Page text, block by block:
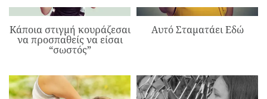
Κάποια στιγμή κουράζεσαι
να προσπαθείς να είσαι
“σωστός”
Αυτό Σταματάει Εδώ